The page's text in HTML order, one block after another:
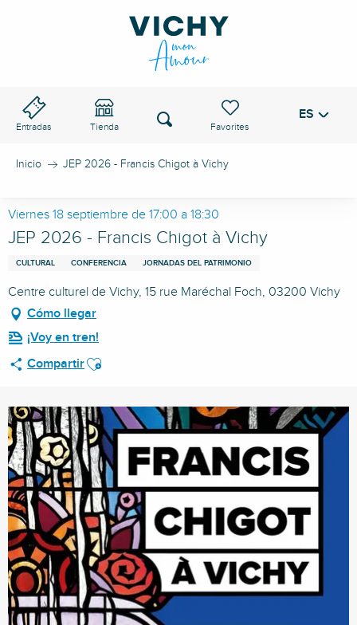
Entradas Tienda
Voir les favoris
Buscar ES
Inicio JEP 2026 - Francis Chigot à Vichy
Viernes 18 septiembre de 17:00 a 18:30
JEP 2026 - Francis Chigot à Vichy
CULTURAL CONFERENCIA JORNADAS DEL PATRIMONIO
Centre culturel de Vichy, 15 rue Maréchal Foch, 03200 Vichy
Cómo llegar
¡Voy en tren!
CompartirAjouter aux favoris